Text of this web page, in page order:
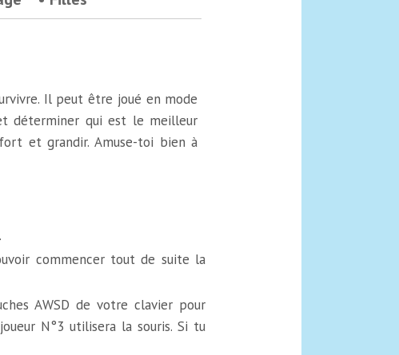
Il peut être joué en mode
déterminer qui est le meilleur
et grandir. Amuse-toi bien à
commencer tout de suite la
AWSD de votre clavier pour
N°3 utilisera la souris. Si tu